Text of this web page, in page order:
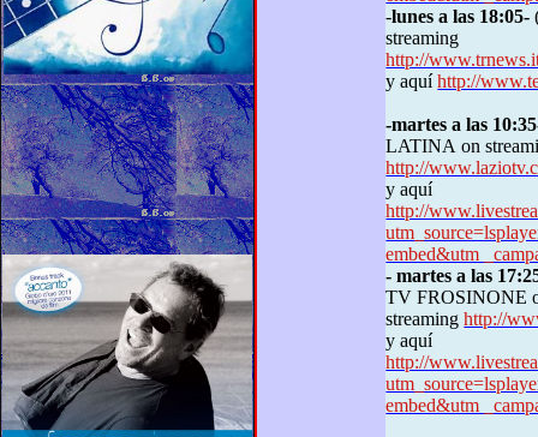
-
lunes a las 18:05-
streaming
http://
y aquíhttp://
-martes a las
LATINA on
http://
y aquí
http://
embed&utm
- martes a las
TV FROSINONE
streaminghttp://
y aquí
http://
embed&utm